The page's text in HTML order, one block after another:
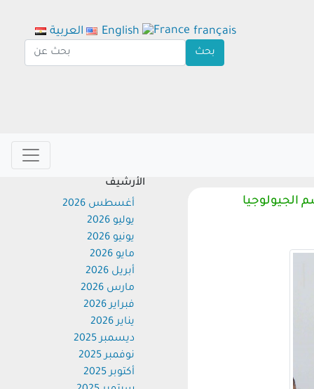
الأرشيف
أغسطس 2026
يوليو 2026
يونيو 2026
مايو 2026
أبريل 2026
مارس 2026
فبراير 2026
يناير 2026
ديسمبر 2025
نوفمبر 2025
أكتوبر 2025
العربية English français